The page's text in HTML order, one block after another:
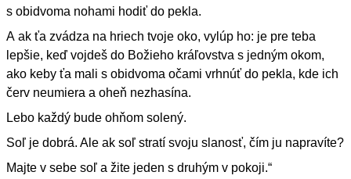
s obidvoma nohami hodiť do pekla.
A ak ťa zvádza na hriech tvoje oko, vylúp ho: je pre teba
lepšie, keď vojdeš do Božieho kráľovstva s jedným okom,
ako keby ťa mali s obidvoma očami vrhnúť do pekla, kde ich
červ neumiera a oheň nezhasína.
Lebo každý bude ohňom solený.
Soľ je dobrá. Ale ak soľ stratí svoju slanosť, čím ju napravíte?
Majte v sebe soľ a žite jeden s druhým v pokoji.“